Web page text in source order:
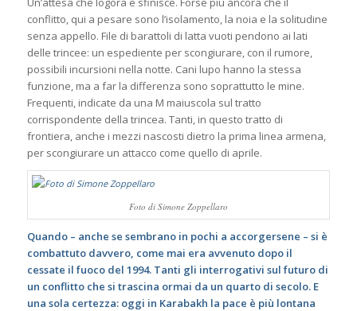
conflitto, qui a pesare sono l’isolamento, la noia e la solitudine
senza appello. File di barattoli di latta vuoti pendono ai lati
delle trincee: un espediente per scongiurare, con il rumore,
possibili incursioni nella notte. Cani lupo hanno la stessa
funzione, ma a far la differenza sono soprattutto le mine.
Frequenti, indicate da una M maiuscola sul tratto
corrispondente della trincea. Tanti, in questo tratto di
frontiera, anche i mezzi nascosti dietro la prima linea armena,
per scongiurare un attacco come quello di aprile.
Foto di Simone Zoppellaro
Quando – anche se sembrano in pochi a accorgersene – si è
combattuto davvero, come mai era avvenuto dopo il
cessate il fuoco del 1994. Tanti gli interrogativi sul futuro di
un conflitto che si trascina ormai da un quarto di secolo. E
una sola certezza: oggi in Karabakh la pace è più lontana